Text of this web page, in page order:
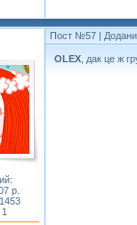
р.
Пост №57 |
OLEX , дак це ж